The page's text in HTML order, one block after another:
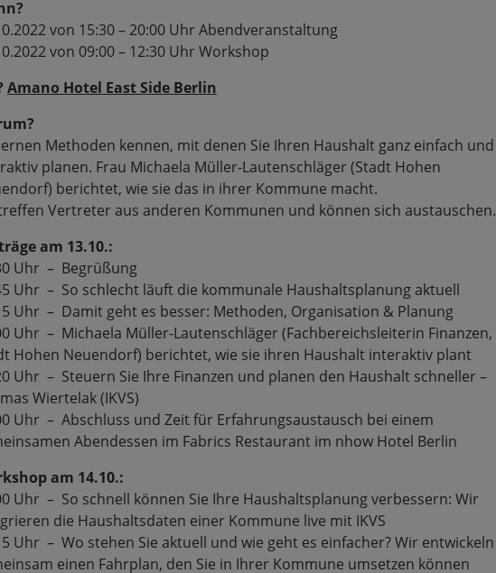
von 15:30 – 20:00 Uhr Abendveranstaltung
von 09:00 – 12:30 Uhr Workshop
Amano Hotel East Side Berlin
Methoden kennen, mit denen Sie Ihren Haushalt ganz einfach und
planen. Frau Michaela Müller-Lautenschläger (Stadt Hohen
berichtet, wie sie das in ihrer Kommune macht.
Vertreter aus anderen Kommunen und können sich austauschen.
am 13.10.:
Uhr – Begrüßung
Uhr – So schlecht läuft die kommunale Haushaltsplanung aktuell
Uhr – Damit geht es besser: Methoden, Organisation & Planung
Uhr – Michaela Müller-Lautenschläger (Fachbereichsleiterin Finanzen,
Hohen Neuendorf) berichtet, wie sie ihren Haushalt interaktiv plant
Uhr – Steuern Sie Ihre Finanzen und planen den Haushalt schneller –
Wiertelak (IKVS)
Uhr – Abschluss und Zeit für Erfahrungsaustausch bei einem
Abendessen im Fabrics Restaurant im nhow Hotel Berlin
am 14.10.:
Uhr – So schnell können Sie Ihre Haushaltsplanung verbessern: Wir
die Haushaltsdaten einer Kommune live mit IKVS
Uhr – Wo stehen Sie aktuell und wie geht es einfacher? Wir entwickeln
einen Fahrplan, den Sie in Ihrer Kommune umsetzen können